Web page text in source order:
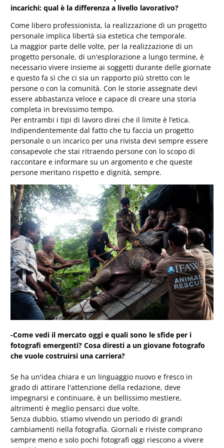
incarichi: qual è la differenza a livello lavorativo?
Come libero professionista, la realizzazione di un progetto
personale implica libertà sia estetica che temporale.
La maggior parte delle volte, per la realizzazione di un
progetto personale, di un'esplorazione a lungo termine, è
necessario vivere insieme ai soggetti durante delle giornate
e questo fa sì che ci sia un rapporto più stretto con le
persone o con la comunità. Con le storie assegnate devi
essere abbastanza veloce e capace di creare una storia
completa in brevissimo tempo.
Per entrambi i tipi di lavoro direi che il limite è l’etica.
Indipendentemente dal fatto che tu faccia un progetto
personale o un incarico per una rivista devi sempre essere
consapevole che stai ritraendo persone con lo scopo di
raccontare e informare su un argomento e che queste
persone meritano rispetto e dignità, sempre.
-Come vedi il mercato oggi e quali sono le sfide per i
fotografi emergenti? Cosa diresti a un giovane fotografo
che vuole costruirsi una carriera?
Se ha un'idea chiara e un linguaggio nuovo e fresco in
grado di attirare l'attenzione della redazione, deve
impegnarsi e continuare, è un bellissimo mestiere,
altrimenti è meglio pensarci due volte.
Senza dubbio, stiamo vivendo un periodo di grandi
cambiamenti nella fotografia. Giornali e riviste comprano
sempre meno e solo pochi fotografi oggi riescono a vivere